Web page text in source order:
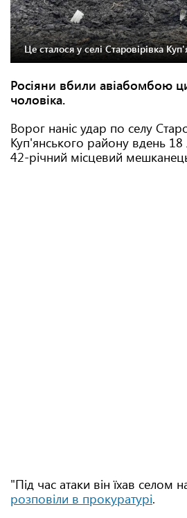
Це сталося у селі Старовірівка
Росіяни вбили авіабомбою
чоловіка.
Ворог наніс удар по селу
Куп'янського району вдень 18
42-річний місцевий
"Під час атаки він їхав селом
розповіли в прокуратурі.